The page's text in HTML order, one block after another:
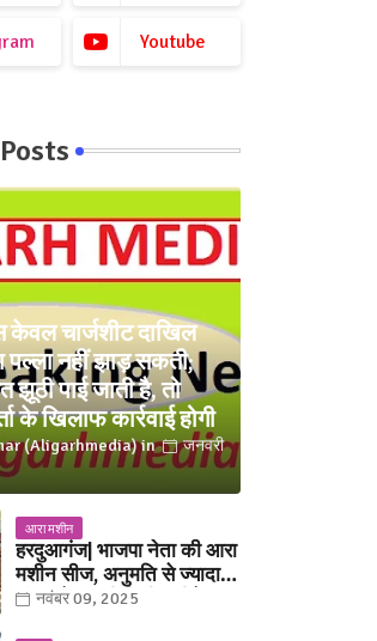
Youtube
चार्जशीट दाखिल
नहीं झाड़ सकती;
झूठी पाई जाती है, तो
के खिलाफ कार्रवाई होगी
(Aligarhmedia)
जनवरी
आरा मशीन
हरदुआगंज| भाजपा नेता की आरा
मशीन सीज, अनुमति से ज्यादा
संख्या में चलती मिली मशीनें
नवंबर 09, 2025